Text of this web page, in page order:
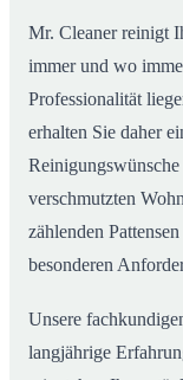
Mr. Cleaner reinigt
immer und wo
Professionalität
erhalten Sie daher
verschmutzten
zählenden
besonderen
Unsere
langjährige